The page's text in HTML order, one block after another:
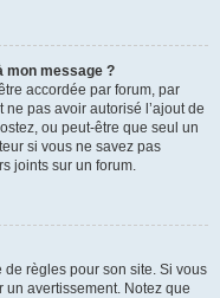
mon message ?
accordée par forum, par
pas avoir autorisé l’ajout de
ou peut-être que seul un
si vous ne savez pas
joints sur un forum.
règles pour son site. Si vous
avertissement. Notez que